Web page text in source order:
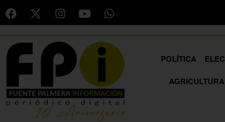
POLÍTICA
AGRICULTURA